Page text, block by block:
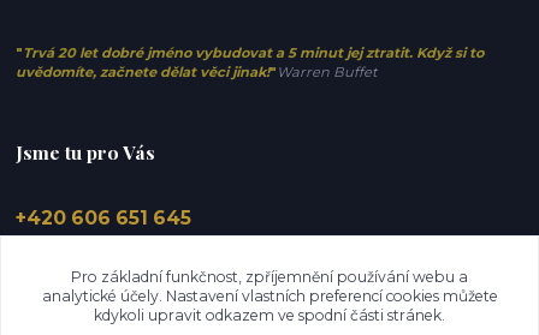
" Trvá 20 let dobré jméno vybudovat a 5 minut jej ztratit. Když si to
uvědomíte, začnete dělat věci jinak!" Warren Buffet
Jsme tu pro Vás
+420 606 651 645
info@elfino.cz
Pro základní funkčnost, zpříjemnění používání webu a
analytické účely. Nastavení vlastních preferencí cookies můžete
kdykoli upravit odkazem ve spodní části stránek.